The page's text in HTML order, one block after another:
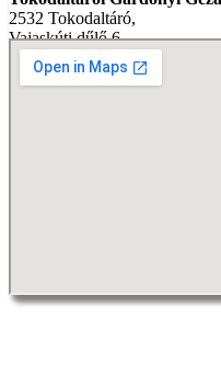
2532 Tokodaltáró,
Vajaskúti dűlő 6.